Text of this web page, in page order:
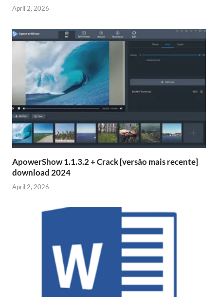
April 2, 2026
ApowerShow 1.1.3.2 + Crack [versão mais recente]
download 2024
April 2, 2026